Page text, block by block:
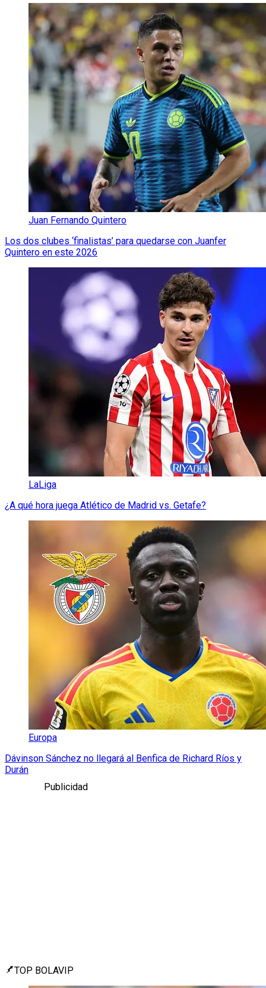
Juan Fernando Quintero
Los dos clubes ‘finalistas’ para quedarse con Juanfer
Quintero en este 2026
LaLiga
¿A qué hora juega Atlético de Madrid vs. Getafe?
Europa
Dávinson Sánchez no llegará al Benfica de Richard Ríos y
Durán
Publicidad
TOP BOLAVIP